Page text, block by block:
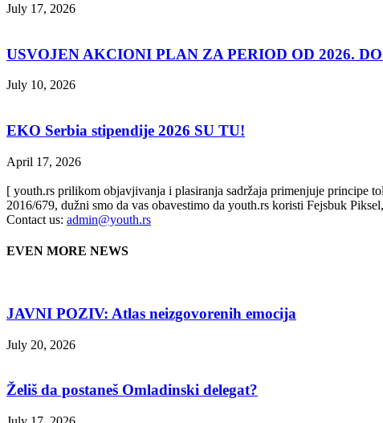
July 17, 2026
USVOJEN AKCIONI PLAN ZA PERIOD OD 2026.
July 10, 2026
EKO Serbia stipendije 2026 SU TU!
April 17, 2026
[ youth.rs prilikom objavjivanja i plasiranja sadržaja primenjuje principe
2016/679, dužni smo da vas obavestimo da youth.rs koristi Fejsbuk
Contact us: admin@youth.rs
EVEN MORE NEWS
JAVNI POZIV: Atlas neizgovorenih emocija
July 20, 2026
Želiš da postaneš Omladinski delegat?